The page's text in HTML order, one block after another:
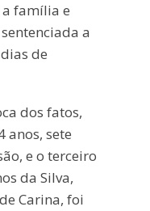
família e
a
de
dos fatos,
anos, sete
e o terceiro
da Silva,
Carina, foi